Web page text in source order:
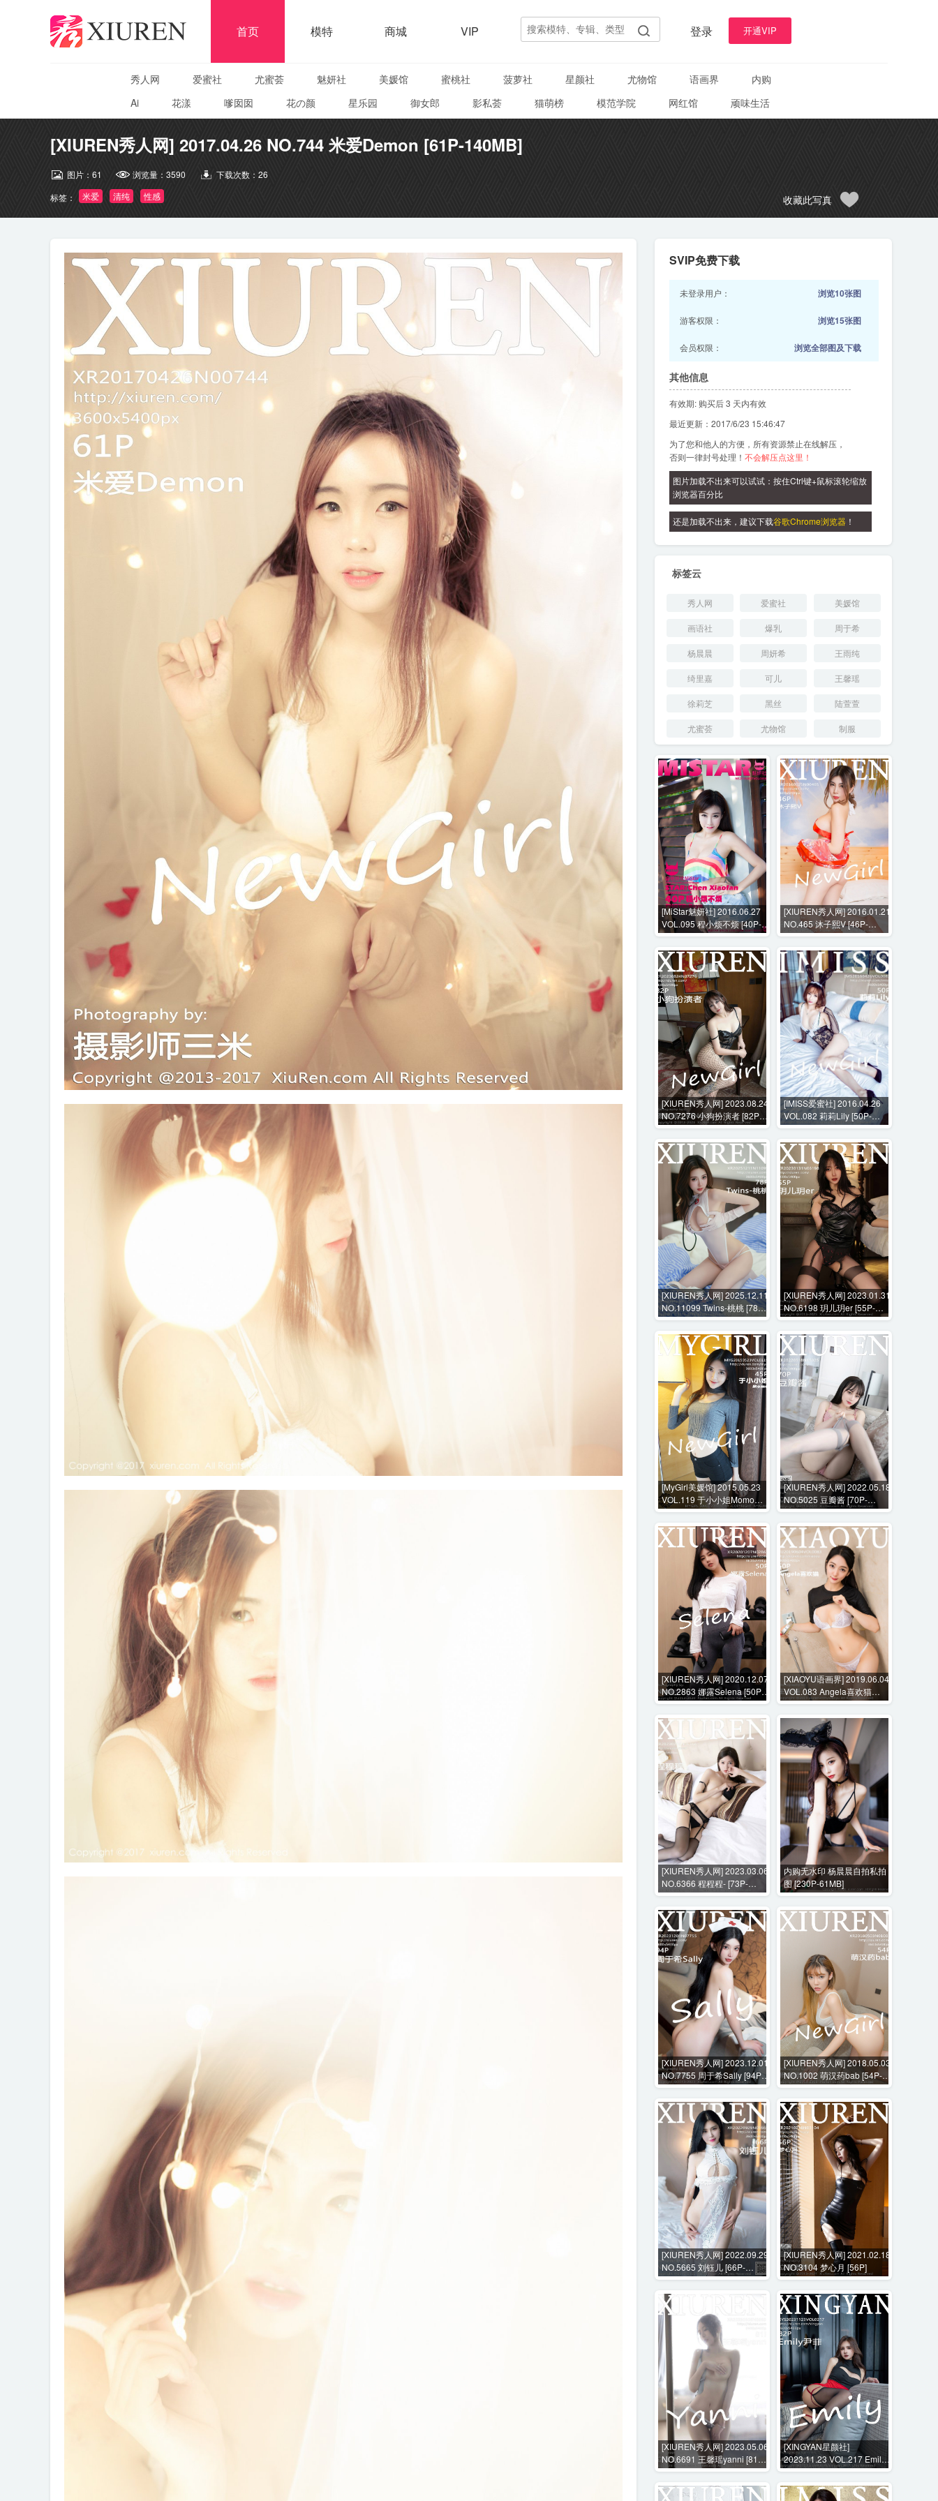
首页 模特 商城 VIP 登录 开通VIP
秀人网 爱蜜社 尤蜜荟 魅妍社 美媛馆 蜜桃社 菠萝社 星颜社 尤物馆 语画界
内购
Ai
花漾 嗲囡囡 花の颜 星乐园 御女郎 影私荟 猫萌榜 模范学院 网红馆 顽味生活
[XIUREN秀人网] 2017.04.26 NO.744 米爱Demon [61P-140MB]
图片： 61 浏览量： 3590 下载次数： 26
标签：
米爱 清纯 性感 收藏此写真
SVIP免费下载
未登录用户： 浏览10张图
游客权限： 浏览15张图
会员权限： 浏览全部图及下载
其他信息
有效期: 购买后 3 天内有效
最近更新：2017/6/23 15:46:47
为了您和他人的方便，所有资源禁止在线解压，
否则一律封号处理！ 不会解压点这里！
图片加载不出来可以试试：按住Ctrl键+鼠标滚轮缩放
浏览器百分比
还是加载不出来，建议下载谷歌Chrome浏览器 ！
标签云
秀人网 爱蜜社 美媛馆
画语社 爆乳 周于希
杨晨晨 周妍希 王雨纯
绮里嘉 可儿 王馨瑶
徐莉芝 黑丝 陆萱萱
尤蜜荟 尤物馆 制服
[MiStar魅妍社] 2016.06.27
VOL.095 程小烦不烦 [40P-
152MB]
[XIUREN秀人网] 2016.01.21
NO.465 沐子熙V [46P-
105MB]
[XIUREN秀人网] 2023.08.24
NO.7276 小狗扮演者 [82P-
755MB]
[IMISS爱蜜社] 2016.04.26
VOL.082 莉莉Lily [50P-
192MB]
[XIUREN秀人网] 2025.12.11
NO.11099 Twins-桃桃 [78P-
761MB]
[XIUREN秀人网] 2023.01.31
NO.6198 玥儿玥er [55P-
508MB]
[MyGirl美媛馆] 2015.05.23
VOL.119 于小小姐Momo
[45P-216MB]
[XIUREN秀人网] 2022.05.18
NO.5025 豆瓣酱 [70P-
545MB]
[XIUREN秀人网] 2020.12.07
NO.2863 娜露Selena [50P-
715MB]
[XIAOYU语画界] 2019.06.04
VOL.083 Angela喜欢猫
[60P-223MB]
[XIUREN秀人网] 2023.03.06
NO.6366 程程程- [73P-
553MB]
内购无水印 杨晨晨自拍私拍
图 [230P-61MB]
[XIUREN秀人网] 2023.12.01
NO.7755 周于希Sally [94P-
908MB]
[XIUREN秀人网] 2018.05.03
NO.1002 萌汉药bab [54P-
254MB]
[XIUREN秀人网] 2022.09.29
NO.5665 刘钰儿 [66P-
540MB]
[XIUREN秀人网] 2021.02.18
NO.3104 梦心月 [56P]
[XIUREN秀人网] 2023.05.06
NO.6691 王馨瑶yanni [81P-
605MB]
[XINGYAN星颜社]
2023.11.23 VOL.217 Emily
尹菲 [82P-838MB]